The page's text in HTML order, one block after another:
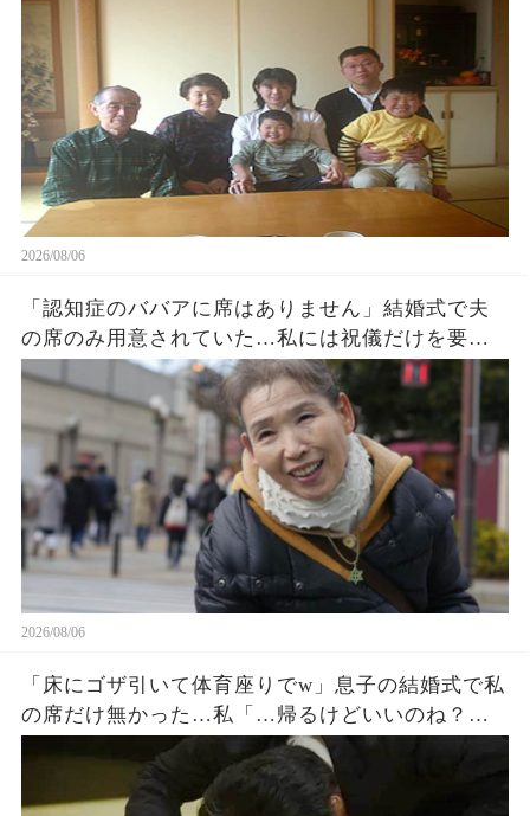
2026/08/06
「認知症のババアに席はありません」結婚式で夫
の席のみ用意されていた…私には祝儀だけを要求
する息子夫婦。私たち夫婦は無言で式場を去った
→直後、料金未納で結婚式は取り消された
2026/08/06
「床にゴザ引いて体育座りでw」息子の結婚式で私
の席だけ無かった…私「…帰るけどいいのね？」
息子嫁「とっとと帰れw」→30分後、結婚式でトラ
ブルが起きたw